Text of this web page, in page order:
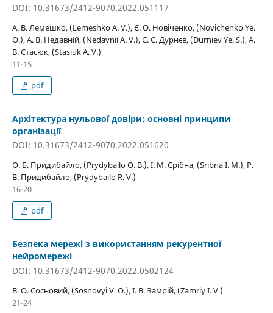
DOI: 10.31673/2412-9070.2022.051117
А. В. Лемешко, (Lemeshko A. V.), Є. О. Новіченко, (Novichenko Ye.
O.), А. В. Недавній, (Nedavnii A. V.), Є. С. Дурнєв, (Durnіev Ye. S.), А.
В. Стасюк, (Stasіuk A. V.)
11-15
pdf
Архітектура нульової довіри: основні принципи
організації
DOI: 10.31673/2412-9070.2022.051620
О. Б. Придибайло, (Prydybailo O. B.), І. М. Срібна, (Sribna I. M.), Р.
В. Придибайло, (Prydybailo R. V.)
16-20
pdf
Безпека мережі з використанням рекурентної
нейромережі
DOI: 10.31673/2412-9070.2022.0502124
В. О. Сосновий, (Sosnovyi V. O.), І. В. Замрій, (Zamriy I. V.)
21-24